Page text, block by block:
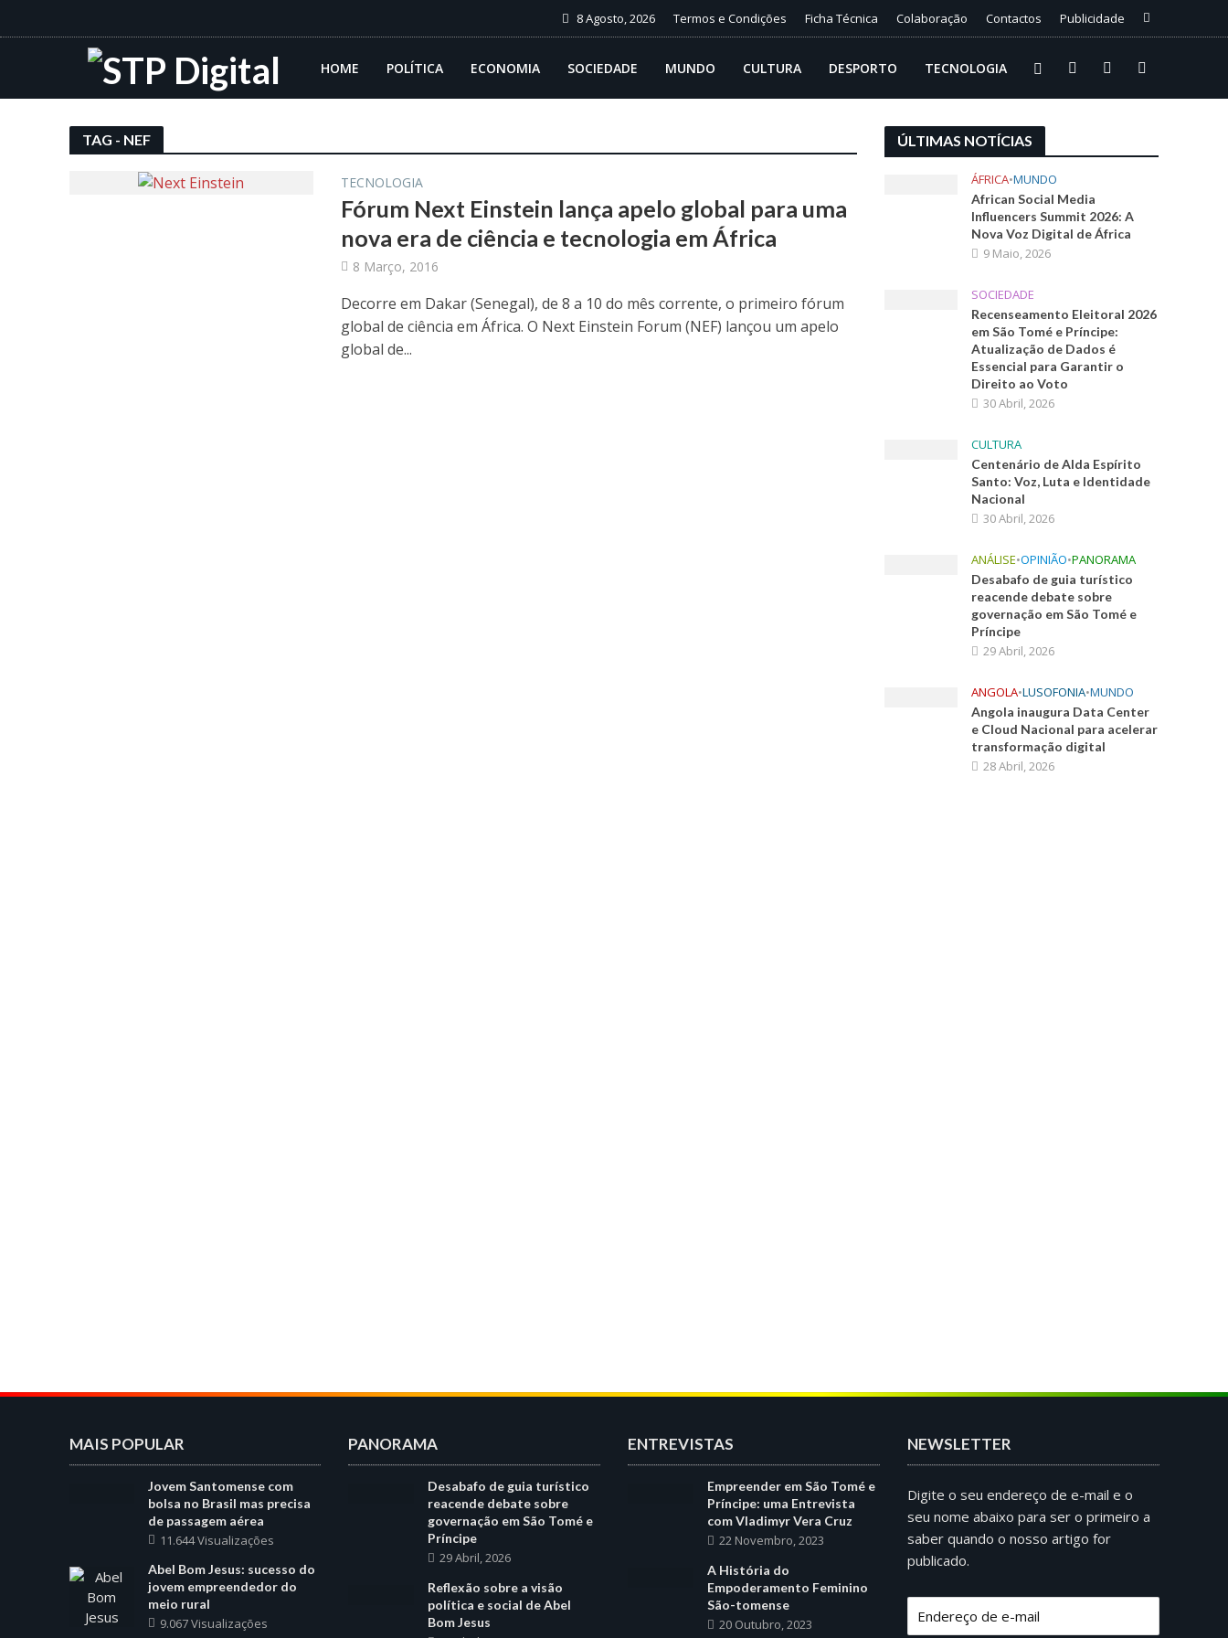
8 Agosto, 2026 Termos e Condições Ficha Técnica Colaboração Contactos Publicidade
HOME POLÍTICA ECONOMIA SOCIEDADE MUNDO CULTURA DESPORTO TECNOLOGIA
TAG - NEF
TECNOLOGIA
Fórum Next Einstein lança apelo global para uma
nova era de ciência e tecnologia em África
8 Março, 2016
Decorre em Dakar (Senegal), de 8 a 10 do mês corrente, o primeiro fórum
global de ciência em África. O Next Einstein Forum (NEF) lançou um apelo
global de...
ÚLTIMAS NOTÍCIAS
ÁFRICA•MUNDO
African Social Media
Influencers Summit 2026: A
Nova Voz Digital de África
9 Maio, 2026
SOCIEDADE
Recenseamento Eleitoral 2026
em São Tomé e Príncipe:
Atualização de Dados é
Essencial para Garantir o
Direito ao Voto
30 Abril, 2026
CULTURA
Centenário de Alda Espírito
Santo: Voz, Luta e Identidade
Nacional
30 Abril, 2026
ANÁLISE•OPINIÃO•PANORAMA
Desabafo de guia turístico
reacende debate sobre
governação em São Tomé e
Príncipe
29 Abril, 2026
ANGOLA•LUSOFONIA•MUNDO
Angola inaugura Data Center
e Cloud Nacional para acelerar
transformação digital
28 Abril, 2026
MAIS POPULAR
Jovem Santomense com
bolsa no Brasil mas precisa
de passagem aérea
11.644 Visualizações
Abel Bom Jesus: sucesso do
jovem empreendedor do
meio rural
9.067 Visualizações
PANORAMA
Desabafo de guia turístico
reacende debate sobre
governação em São Tomé e
Príncipe
29 Abril, 2026
Reflexão sobre a visão
política e social de Abel
Bom Jesus
ENTREVISTAS
Empreender em São Tomé e
Príncipe: uma Entrevista
com Vladimyr Vera Cruz
22 Novembro, 2023
A História do
Empoderamento Feminino
São-tomense
20 Outubro, 2023
NEWSLETTER
Digite o seu endereço de e-mail e o
seu nome abaixo para ser o primeiro a
saber quando o nosso artigo for
publicado.